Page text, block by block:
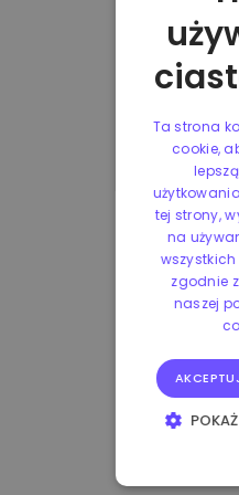
Ta strona
cookie,
tej strony,
na
zgodnie
naszej